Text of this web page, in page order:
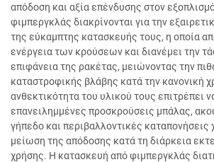
απόδοση και αξία επένδυσης στον
φιμπεργκλάς διακρίνονται για την
της εύκαμπτης κατασκευής τους, η οποία
ενέργεια των κρούσεων και διανέμει την
επιφάνεια της ρακέτας, μειώνοντας την
καταστροφικής βλάβης κατά την κανονική
ανθεκτικότητα του υλικού τους επιτρέπει
επανειλημμένες προσκρούσεις μπάλας,
γήπεδο και περιβαλλοντικές καταπονήσεις
μείωση της απόδοσης κατά τη διάρκεια
χρήσης. Η κατασκευή από φιμπεργκλάς